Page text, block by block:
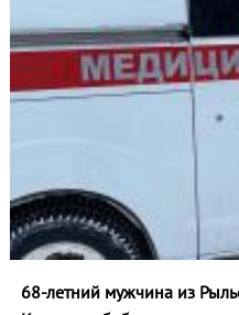
68-летний мужчина из